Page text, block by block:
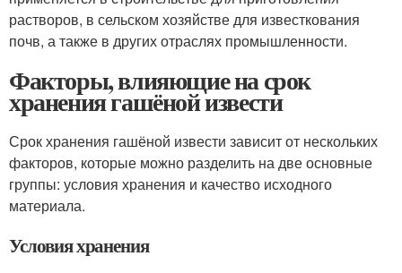
растворов, в сельском хозяйстве для известкования
почв, а также в других отраслях промышленности.
Факторы, влияющие на срок
хранения гашёной извести
Срок хранения гашёной извести зависит от нескольких
факторов, которые можно разделить на две основные
группы: условия хранения и качество исходного
материала.
Условия хранения